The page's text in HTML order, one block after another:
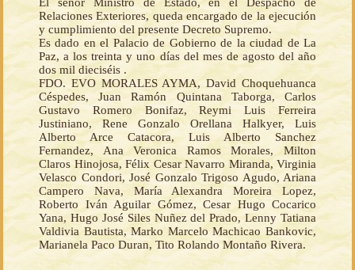
Relaciones Exteriores, queda encargado de la ejecución
y cumplimiento del presente Decreto Supremo.
Es dado en el Palacio de Gobierno de la ciudad de La
Paz, a los treinta y uno días del mes de agosto del año
dos mil dieciséis .
FDO. EVO MORALES AYMA, David Choquehuanca
Céspedes, Juan Ramón Quintana Taborga, Carlos
Gustavo Romero Bonifaz, Reymi Luis Ferreira
Justiniano, Rene Gonzalo Orellana Halkyer, Luis
Alberto Arce Catacora, Luis Alberto Sanchez
Fernandez, Ana Veronica Ramos Morales, Milton
Claros Hinojosa, Félix Cesar Navarro Miranda, Virginia
Velasco Condori, José Gonzalo Trigoso Agudo, Ariana
Campero Nava, María Alexandra Moreira Lopez,
Roberto Iván Aguilar Gómez, Cesar Hugo Cocarico
Yana, Hugo José Siles Nuñez del Prado, Lenny Tatiana
Valdivia Bautista, Marko Marcelo Machicao Bankovic,
Marianela Paco Duran, Tito Rolando Montaño Rivera.